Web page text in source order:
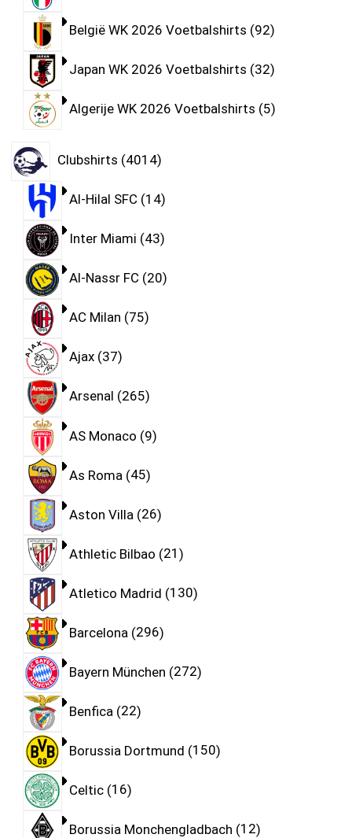
België WK 2026 Voetbalshirts 92
Japan WK 2026 Voetbalshirts 32
Algerije WK 2026 Voetbalshirts 5
Clubshirts 4014
Al-Hilal SFC 14
Inter Miami 43
Al-Nassr FC 20
AC Milan 75
Ajax 37
Arsenal 265
AS Monaco 9
As Roma 45
Aston Villa 26
Athletic Bilbao 21
Atletico Madrid 130
Barcelona 296
Bayern München 272
Benfica 22
Borussia Dortmund 150
Celtic 16
Borussia Monchengladbach 12